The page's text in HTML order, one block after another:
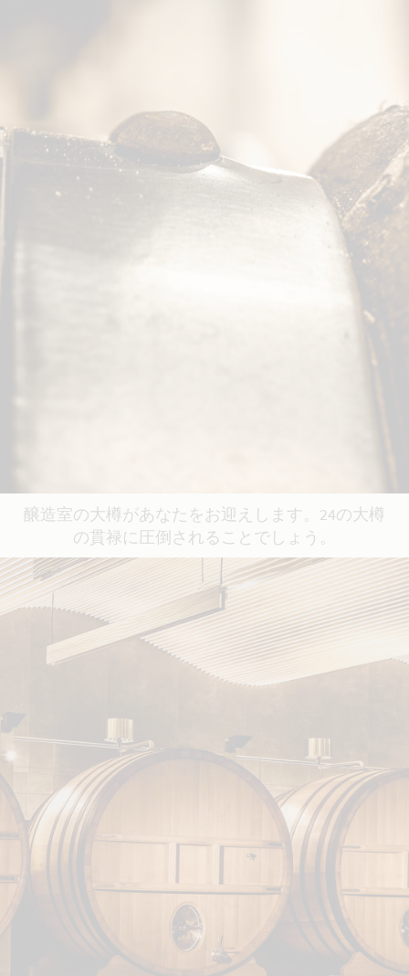
醸造室の大樽があなたをお迎えします。24の大樽
の貫禄に圧倒されることでしょう。